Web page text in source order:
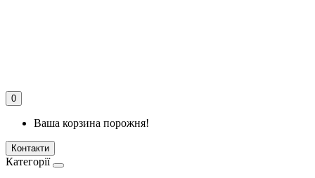
0
Ваша корзина порожня!
Контакти
Категорії